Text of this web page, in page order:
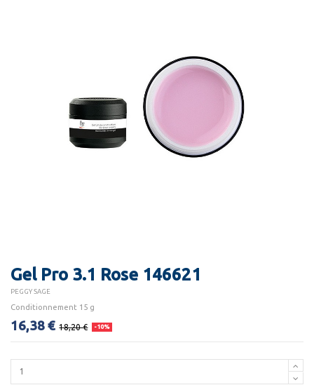
Gel Pro 3.1 Rose 146621
PEGGY SAGE
Conditionnement 15 g
16,38 € 18,20 € -10%